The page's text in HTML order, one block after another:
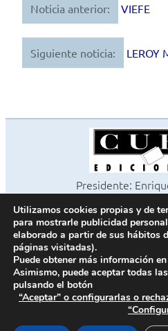
Navegación
de
entradas
Noticia anterior: VIEFE
Siguiente noticia: LEROY
Presidente:
©2026 Revista
Todos los
Paseo de Gracia, 63. 1º 2ª.
Fax 933
Política de
Utilizamos cookies propias y de
para mostrarle publicidad
elaborado a partir de sus hábitos
páginas visitadas).
Puede obtener más información
Asimismo, puede aceptar todas
pulsando el botón
“Aceptar” o configurarlas o